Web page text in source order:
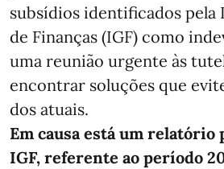
subsídios identificados pela
de Finanças (IGF) como
uma reunião urgente às
encontrar soluções que
dos atuais.
Em causa está um
IGF, referente ao período